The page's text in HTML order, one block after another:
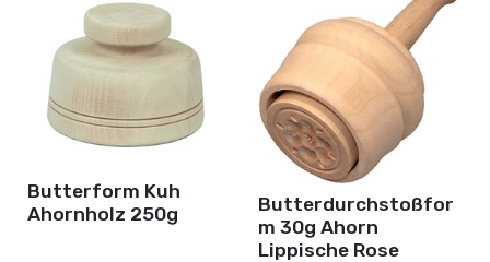
Butterform Kuh
Ahornholz 250g
Butterdurchstoßfor
m 30g Ahorn
Lippische Rose